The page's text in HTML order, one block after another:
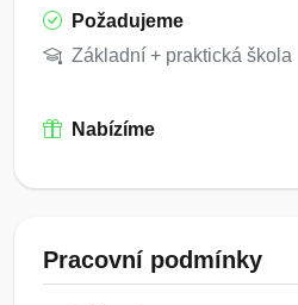
Požadujeme
Základní + praktická škola
Nabízíme
Pracovní podmínky